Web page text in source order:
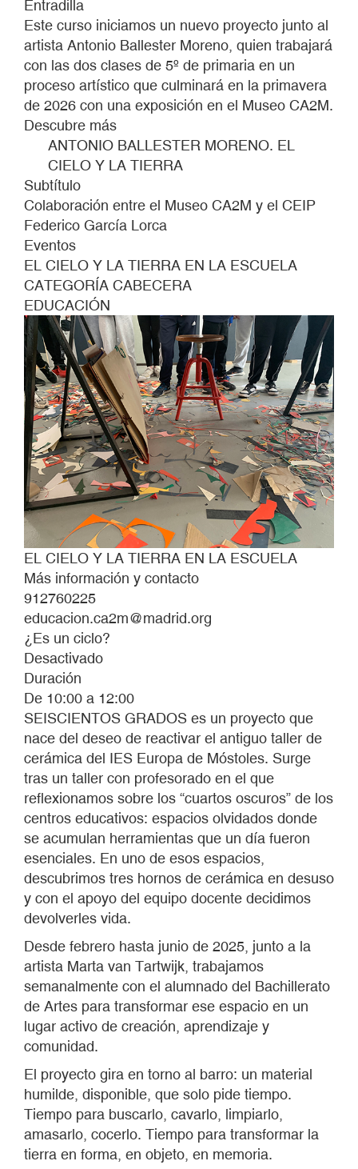
CIELO
Y
LA
TIERRA
ESCUELA
Entradilla
Este curso iniciamos un nuevo proyecto junto al
artista Antonio Ballester Moreno, quien trabajará
con las dos clases de 5º de primaria en un
proceso artístico que culminará en la primavera
de 2026 con una exposición en el Museo CA2M.
Descubre más
ANTONIO BALLESTER MORENO. EL
CIELO Y LA TIERRA
Subtítulo
Colaboración entre el Museo CA2M y el CEIP
Federico García Lorca
Eventos
EL CIELO Y LA TIERRA EN LA ESCUELA
CATEGORÍA CABECERA
EDUCACIÓN
EL CIELO Y LA TIERRA EN LA ESCUELA
Más información y contacto
912760225
educacion.ca2m@madrid.org
¿Es un ciclo?
Desactivado
Duración
De 10:00 a 12:00
SEISCIENTOS GRADOS es un proyecto que
nace del deseo de reactivar el antiguo taller de
cerámica del IES Europa de Móstoles. Surge
tras un taller con profesorado en el que
reflexionamos sobre los “cuartos oscuros” de los
centros educativos: espacios olvidados donde
se acumulan herramientas que un día fueron
esenciales. En uno de esos espacios,
descubrimos tres hornos de cerámica en desuso
y con el apoyo del equipo docente decidimos
devolverles vida.
Desde febrero hasta junio de 2025, junto a la
artista Marta van Tartwijk, trabajamos
semanalmente con el alumnado del Bachillerato
de Artes para transformar ese espacio en un
lugar activo de creación, aprendizaje y
comunidad.
El proyecto gira en torno al barro: un material
humilde, disponible, que solo pide tiempo.
Tiempo para buscarlo, cavarlo, limpiarlo,
amasarlo, cocerlo. Tiempo para transformar la
tierra en forma, en objeto, en memoria.